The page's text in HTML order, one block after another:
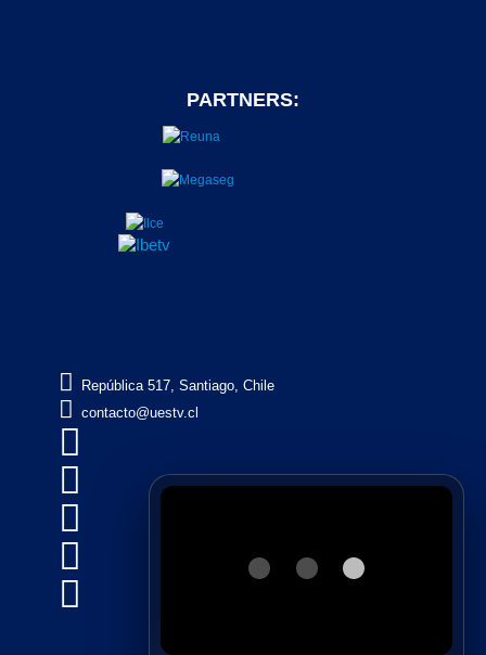
PARTNERS:
 República 517, Santiago, Chile
 contacto@uestv.cl




